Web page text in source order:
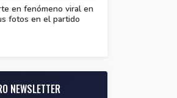
en fenómeno viral en
fotos en el partido
NEWSLETTER